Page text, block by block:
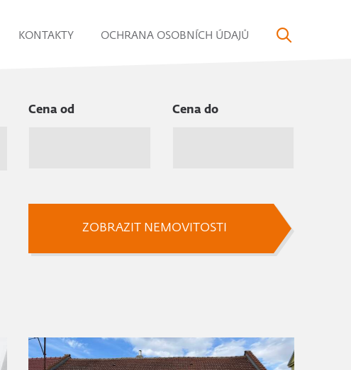
KONTAKTY OCHRANA OSOBNÍCH ÚDAJŮ
Cena od Cena do
ZOBRAZIT NEMOVITOSTI